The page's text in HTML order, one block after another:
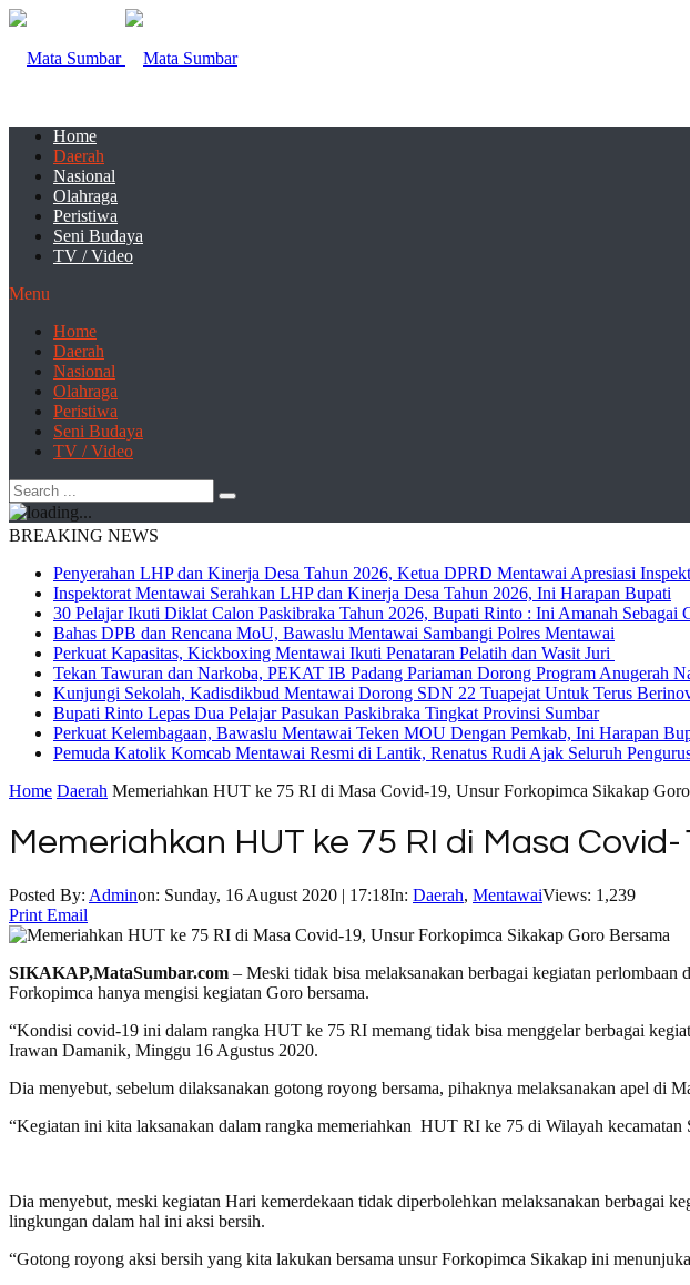
Home
Daerah
Nasional
Olahraga
Peristiwa
Seni Budaya
TV / Video
Menu
Home
Daerah
Nasional
Olahraga
Peristiwa
Seni Budaya
TV / Video
BREAKING NEWS
Penyerahan LHP dan Kinerja Desa Tahun 2026, Ketua DPRD Mentawai Apresiasi
Inspektorat Mentawai Serahkan LHP dan Kinerja Desa Tahun 2026, Ini Harapan Bupati
30 Pelajar Ikuti Diklat Calon Paskibraka Tahun 2026, Bupati Rinto : Ini Amanah Sebagai
Bahas DPB dan Rencana MoU, Bawaslu Mentawai Sambangi Polres Mentawai
Perkuat Kapasitas, Kickboxing Mentawai Ikuti Penataran Pelatih dan Wasit Juri
Tekan Tawuran dan Narkoba, PEKAT IB Padang Pariaman Dorong Program Anugerah
Kunjungi Sekolah, Kadisdikbud Mentawai Dorong SDN 22 Tuapejat Untuk Terus
Bupati Rinto Lepas Dua Pelajar Pasukan Paskibraka Tingkat Provinsi Sumbar
Perkuat Kelembagaan, Bawaslu Mentawai Teken MOU Dengan Pemkab, Ini Harapan
Pemuda Katolik Komcab Mentawai Resmi di Lantik, Renatus Rudi Ajak Seluruh
Home Daerah Memeriahkan HUT ke 75 RI di Masa Covid-19, Unsur Forkopimca Sikakap Goro
Memeriahkan HUT ke 75 RI di Masa
Posted By: Adminon: Sunday, 16 August 2020 | 17:18In: Daerah, MentawaiViews: 1,239
Print Email
SIKAKAP,MataSumbar.com – Meski tidak bisa melaksanakan berbagai kegiatan
Forkopimca hanya mengisi kegiatan Goro bersama.
“Kondisi covid-19 ini dalam rangka HUT ke 75 RI memang tidak bisa menggelar berbagai
Irawan Damanik, Minggu 16 Agustus 2020.
Dia menyebut, sebelum dilaksanakan gotong royong bersama, pihaknya melaksanakan apel di
“Kegiatan ini kita laksanakan dalam rangka memeriahkan HUT RI ke 75 di Wilayah kecamatan
Dia menyebut, meski kegiatan Hari kemerdekaan tidak diperbolehkan melaksanakan berbagai
lingkungan dalam hal ini aksi bersih.
“Gotong royong aksi bersih yang kita lakukan bersama unsur Forkopimca Sikakap ini